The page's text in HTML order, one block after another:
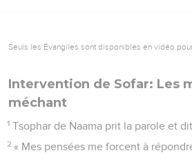
Seuls les Évangiles sont disponibles en vidéo
Intervention de Sofar: Les
méchant
1 Tsophar de Naama prit la parole et
2 « Mes pensées me forcent à